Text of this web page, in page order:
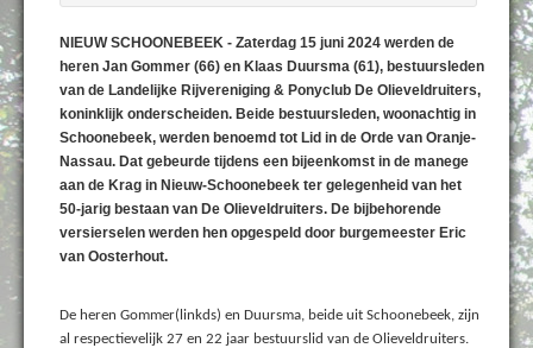
NIEUW SCHOONEBEEK - Zaterdag 15 juni 2024 werden de
heren Jan Gommer (66) en Klaas Duursma (61), bestuursleden
van de Landelijke Rijvereniging & Ponyclub De Olieveldruiters,
koninklijk onderscheiden. Beide bestuursleden, woonachtig in
Schoonebeek, werden benoemd tot Lid in de Orde van Oranje-
Nassau. Dat gebeurde tijdens een bijeenkomst in de manege
aan de Krag in Nieuw-Schoonebeek ter gelegenheid van het
50-jarig bestaan van De Olieveldruiters. De bijbehorende
versierselen werden hen opgespeld door burgemeester Eric
van Oosterhout.
De heren Gommer(linkds) en Duursma, beide uit Schoonebeek, zijn
al respectievelijk 27 en 22 jaar bestuurslid van de Olieveldruiters.